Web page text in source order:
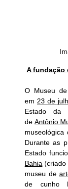
A fundação
O Museu
em 23 de
Estado da
de Antônio
museológica
Durante as
Estado
Bahia (criado
museu de
de cunho